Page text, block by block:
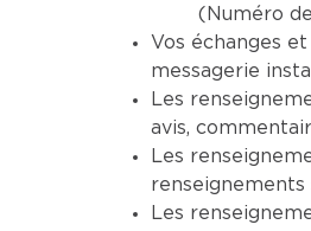
(Numéro
Vos échanges
messagerie
Les
avis,
Les
Les